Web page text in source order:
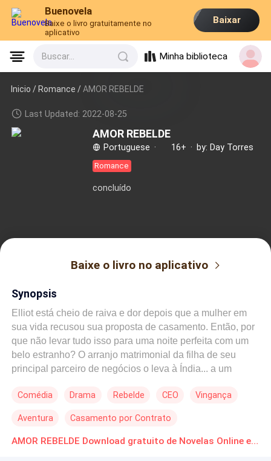
Buenovela
Baixe o livro gratuitamente no
aplicativo
Baixar
Buscar... Minha biblioteca
Inicio /Romance /AMOR REBELDE
Last Updated: 2022-08-25
AMOR REBELDE
Portuguese · 16+ · by: Day Torres
Romance
concluído
Baixe o livro no aplicativo
Synopsis
Elliot está cheio de raiva e dor depois que a mulher em
sua vida recusou sua proposta de casamento. Então, por
que não levar tudo isso para uma noite perfeita com um
belo estranho? O arranjo matrimonial da filha de seu
principal parceiro de negócios o leva à Índia... a um
pernas de uma mulher sedutora. A noite foi perfeita. O
não tinha desonrado outra coisa senão... a noiva! Há
alguns dias, Elliot havia querido se casar com a mulher
Comédia Drama Rebelde CEO Vingança
Aventura Casamento por Contrato
AMOR REBELDE Download gratuito de Novelas Online em PDF